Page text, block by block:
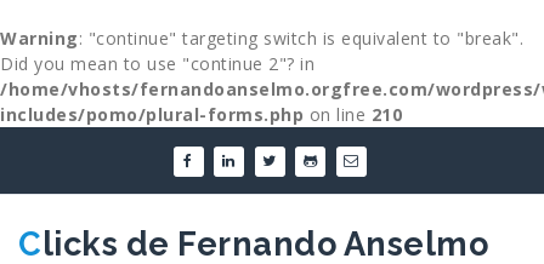
Warning: "continue" targeting switch is equivalent to "break".
Did you mean to use "continue 2"? in
/home/vhosts/fernandoanselmo.orgfree.com/
includes/pomo/plural-forms.php on line 210
content
Clicks de Fernando Anselmo